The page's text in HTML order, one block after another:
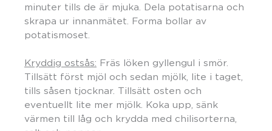
minuter tills de är mjuka. Dela potatisarna och
skrapa ur innanmätet. Forma bollar av
potatismoset.
Kryddig ostsås: Fräs löken gyllengul i smör.
Tillsätt först mjöl och sedan mjölk, lite i taget,
tills såsen tjocknar. Tillsätt osten och
eventuellt lite mer mjölk. Koka upp, sänk
värmen till låg och krydda med chilisorterna,